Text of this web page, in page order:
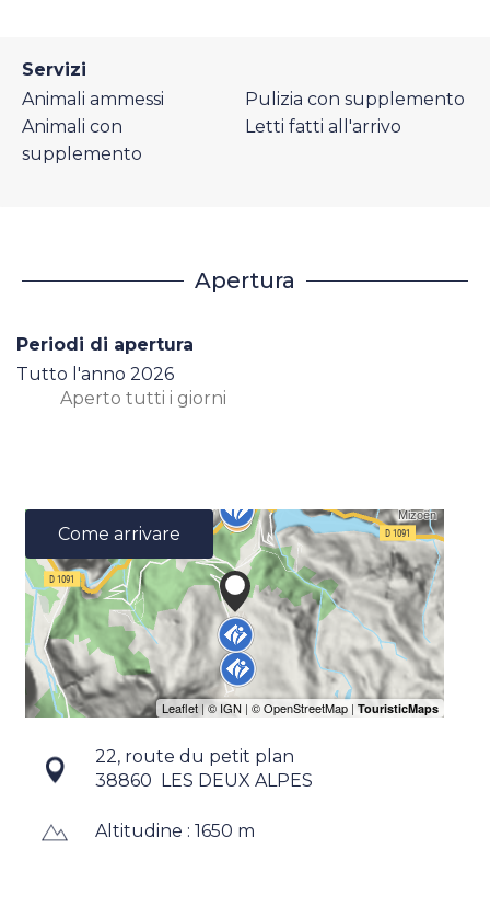
Servizi
Animali ammessi
Animali con
supplemento
Pulizia con supplemento
Letti fatti all'arrivo
Apertura
Periodi di apertura
Tutto l'anno 2026
Aperto tutti i giorni
Come arrivare
22, route du petit plan
38860
LES DEUX ALPES
Altitudine : 1650 m